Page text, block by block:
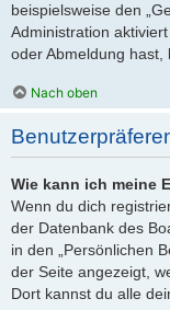
beispielsweise den
Administration
oder Abmeldung hast,
Nach oben
Wie kann ich meine
Wenn du dich
der Datenbank des
in den „Persönlichen
der Seite angezeigt,
Dort kannst du alle